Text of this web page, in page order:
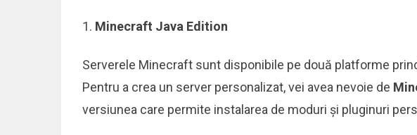
Minecraft Java Edition
Serverele Minecraft sunt disponibile pe două platforme
Pentru a crea un server personalizat, vei avea nevoie de
versiunea care permite instalarea de moduri și pluginuri